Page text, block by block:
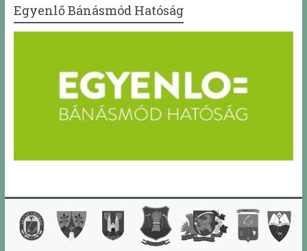
Egyenlő Bánásmód Hatóság